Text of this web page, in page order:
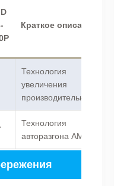
Краткое описание
Технология
увеличения
производительности.
Технология
авторазгона AMD .